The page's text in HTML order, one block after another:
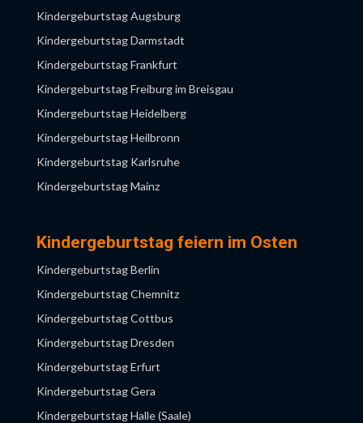
Kindergeburtstag Münster
Kindergeburtstag Neuss
Kindergeburtstag Niederrhein
Kindergeburtstag NRW
Kindergeburtstag Obertshausen
Kindergeburtstag Recklinghausen
Kindergeburtstag Remscheid
Kindergeburtstag Ruhrgebiet
Kindergeburtstag Augsburg
Kindergeburtstag Darmstadt
Kindergeburtstag Frankfurt
Kindergeburtstag Freiburg im Breisgau
Kindergeburtstag Heidelberg
Kindergeburtstag Heilbronn
Kindergeburtstag Karlsruhe
Kindergeburtstag Mainz
Kindergeburtstag München
Kindergeburtstag feiern im Osten
Kindergeburtstag Berlin
Kindergeburtstag Chemnitz
Kindergeburtstag Cottbus
Kindergeburtstag Dresden
Kindergeburtstag Erfurt
Kindergeburtstag Gera
Kindergeburtstag Halle (Saale)